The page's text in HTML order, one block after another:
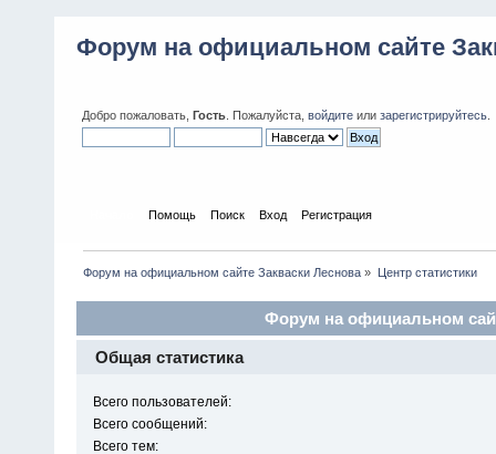
Форум на официальном сайте
Добро пожаловать, Гость . Пожалуйста, войдите или зарегистрируйтесь
Помощь Поиск Вход Регистрация
Форум на официальном сайте Закваски Леснова » Центр статистики
Форум на официальном
Общая статистика
Всего пользователей:
Всего сообщений:
Всего тем: